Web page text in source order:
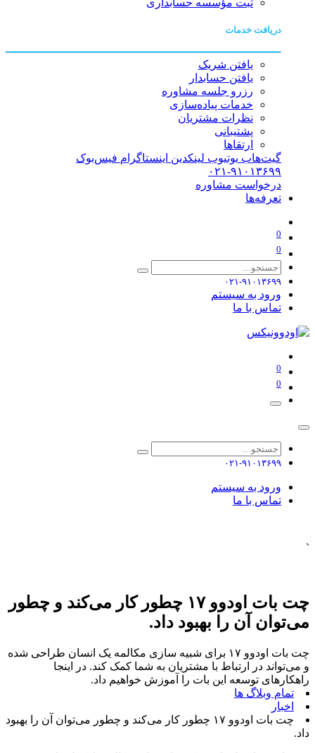
دریافت خدمات
یافتن شریک
یافتن حسابدار
رزرو جلسه مشاوره
خدمات پیاده‌سازی
نظرات مشتریان
پشتیبانی
ارتقاها
گیت‌هاب یوتیوب لینکدین اینستاگرام فیس‌بوک
۰۲۱-۹۱۰۱۳۶۹۹
درخواست مشاوره
تعرفه‌ها
0
0
۰۲۱-۹۱۰۱۳۶۹۹
ورود به سیستم
تماس با ما
0
0
۰۲۱-۹۱۰۱۳۶۹۹
ورود به سیستم
تماس با ما
`
چت بات اودوو ۱۷ چطور کار می‌کند و چطور
می‌توان آن را بهبود داد.
چت بات اودوو ۱۷ برای شبیه سازی مکالمه یک انسان طراحی شده
و می‌تواند در ارتباط با مشتریان به شما کمک کند. در اینجا
راهکارهای توسعه این بات را آموزش خواهیم داد.
تمام وبلاگ ها
اخبار
چت بات اودوو ۱۷ چطور کار می‌کند و چطور می‌توان آن را بهبود
داد.